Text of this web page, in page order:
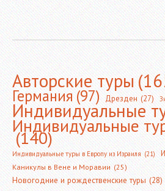
Авторские туры
Германия (97) Дрезден (27)
Индивидуальные
Индивидуальные
(140)
Индивидуальные туры в Европу из Израиля (21)
Каникулы в Вене и Моравии (25)
Новогодние и рождественские туры (28)